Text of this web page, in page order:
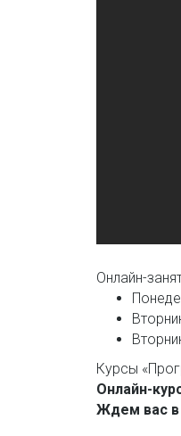
Онлайн-
Курсы
Онлайн-
Ждем вас в